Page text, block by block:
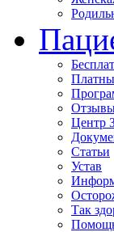
Центр
Статьи
Устав
Так